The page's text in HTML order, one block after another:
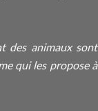
des animaux sont
qui les propose à